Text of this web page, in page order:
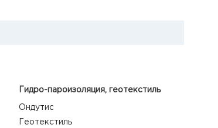
Гидро-пароизоляция, геотекстиль
Ондутис
Геотекстиль